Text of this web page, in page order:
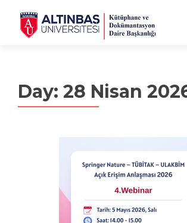
Day: 28 Nisan